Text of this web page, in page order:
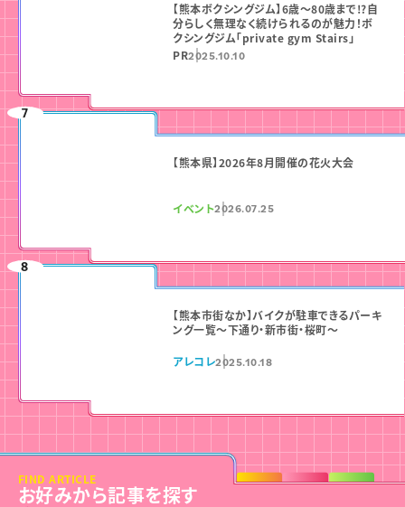
【熊本ボクシングジム】6歳〜80歳まで!?自
分らしく無理なく続けられるのが魅力！ボ
クシングジム「private gym Stairs」
PR2025.10.10
【熊本県】2026年8月開催の花火大会
イベント2026.07.25
【熊本市街なか】バイクが駐車できるパーキ
ング一覧〜下通り・新市街・桜町〜
アレコレ2025.10.18
FIND ARTICLE
お好みから記事を探す